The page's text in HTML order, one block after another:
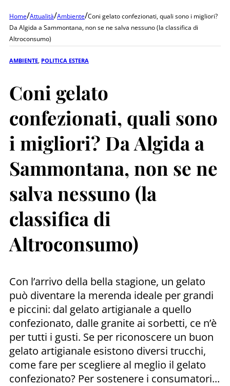
Home/Attualità/Ambiente/Coni gelato confezionati, quali sono i migliori?
Da Algida a Sammontana, non se ne salva nessuno (la classifica di
Altroconsumo)
AMBIENTE POLITICA ESTERA
Coni gelato
confezionati, quali sono
i migliori? Da Algida a
Sammontana, non se ne
salva nessuno (la
classifica di
Altroconsumo)
Con l’arrivo della bella stagione, un gelato
può diventare la merenda ideale per grandi
e piccini: dal gelato artigianale a quello
confezionato, dalle granite ai sorbetti, ce n’è
per tutti i gusti. Se per riconoscere un buon
gelato artigianale esistono diversi trucchi,
come fare per scegliere al meglio il gelato
confezionato? Per sostenere i consumatori...